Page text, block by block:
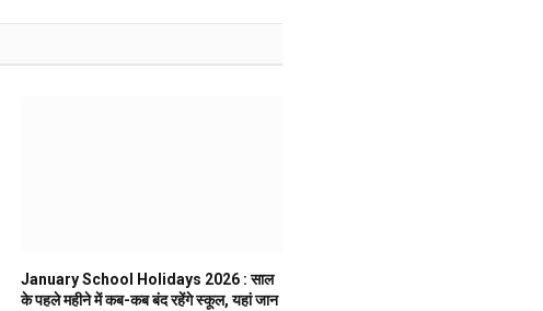
January School Holidays 2026 : साल
के पहले महीने में कब-कब बंद रहेंगे स्कूल, यहां जान